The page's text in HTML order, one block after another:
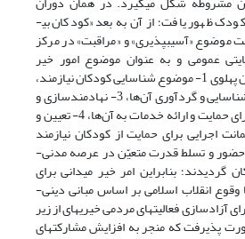
ظهور یافت؛ از آن به بعد «کودکان بی­
موضوع «آسیب­پذیری» و «مراقبت» در مرکز
عمومی و به عنوان موضوع امور خیر
برساخت شدند. در دوران پهلوی 1- موضوع شناسایی کودکان نیازمند،
2- ایجاد نیروهایی برای شناسایی و گردآوری آن‌ها، 3- نهادمندسازی و
ایجاد ساختارهای منظم برای حمایت و ارائه خدمات به آن‌ها، 4- تعیین و
اجرایی برای حمایت از کودکان نیازمند
حضور و تسلط قدرت متعیّن در عرصه مدنی-
گردیدند؛ بنابراین امر خیر میدانی برای
انقلاب اسلامی بر اساس مبانی دینی-
آزادسازی فعالیت­های مردمی خیریه­ای از زیر
پذیرفت که منجر به افزایش مشارکت­های